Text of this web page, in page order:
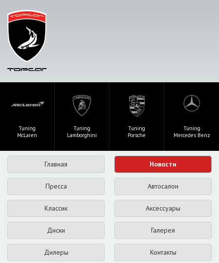
Tuning
McLaren
Tuning
Lamborghini
Tuning
Porsche
Tuning
Mercedes Benz
Главная Новости
Пресса Автосалон
Классик Аксессуары
Диски Галерея
Дилеры Контакты